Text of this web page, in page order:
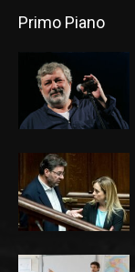
Primo Piano